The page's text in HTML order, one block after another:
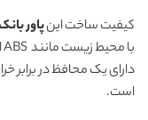
کیفیت ساخت اینپاور
با محیط زیست مانند ABS استفاده شده است. پوسته بیرونی این
دارای یک محافظ در
است.